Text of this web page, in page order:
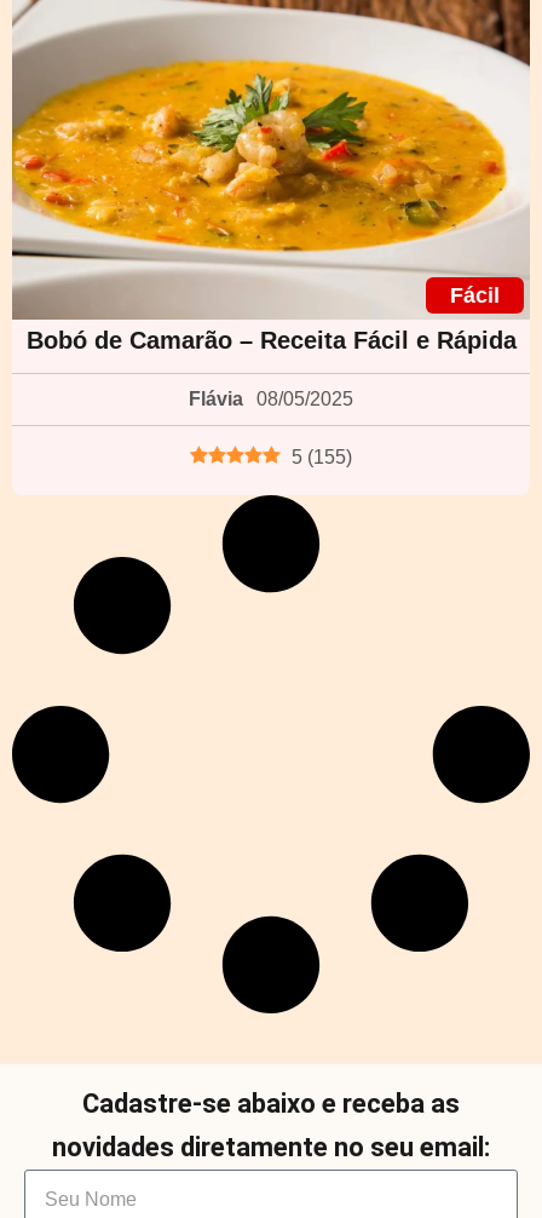
Fácil
Bobó de Camarão – Receita Fácil e Rápida
Flávia 08/05/2025
5 (155)
Cadastre-se abaixo e receba as
novidades diretamente no seu email: